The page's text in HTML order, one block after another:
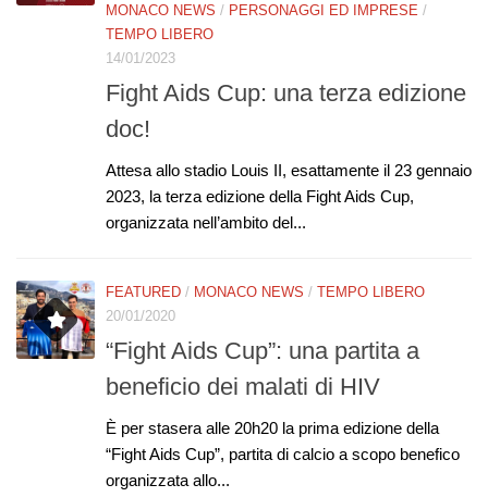
MONACO NEWS / PERSONAGGI ED IMPRESE /
TEMPO LIBERO
14/01/2023
Fight Aids Cup: una terza edizione
doc!
Attesa allo stadio Louis II, esattamente il 23 gennaio
2023, la terza edizione della Fight Aids Cup,
organizzata nell’ambito del...
FEATURED / MONACO NEWS / TEMPO LIBERO
20/01/2020
“Fight Aids Cup”: una partita a
beneficio dei malati di HIV
È per stasera alle 20h20 la prima edizione della
“Fight Aids Cup”, partita di calcio a scopo benefico
organizzata allo...